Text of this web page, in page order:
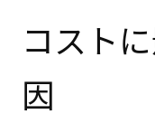
コスト
因